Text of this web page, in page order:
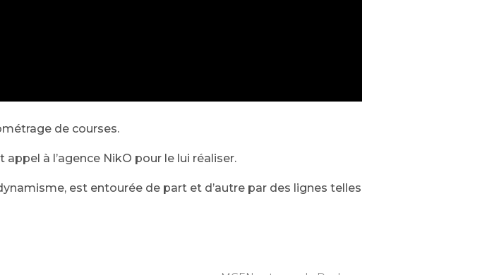
de courses.
à l’agence NikO pour le lui réaliser.
est entourée de part et d’autre par des lignes telles